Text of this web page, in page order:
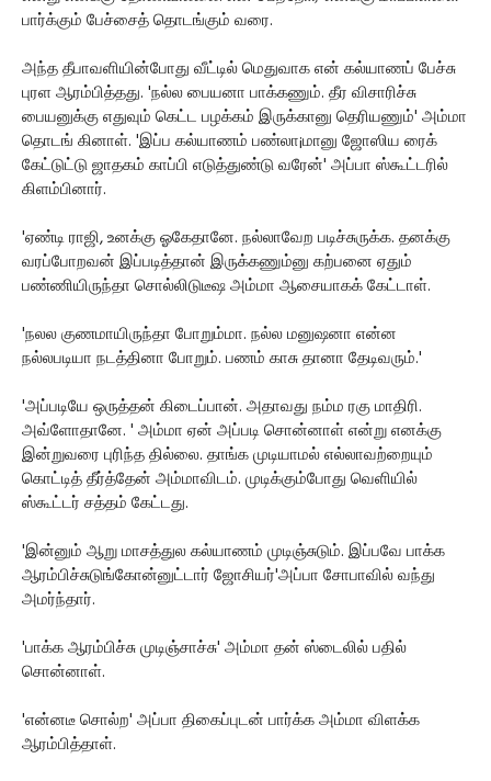
பார்க்கும் பேச்சைத் தொடங்கும் வரை.
அந்த தீபாவளியின்போது வீட்டில் மெதுவாக என் கல்யாணப் பேச்சு
புரள ஆரம்பித்தது. 'நல்ல பையனா பாக்கணும். தீர விசாரிச்சு
பையனுக்கு எதுவும் கெட்ட பழக்கம் இருக்கானு தெரியணும்' அம்மா
தொடங் கினாள். 'இப்ப கல்யாணம் பண்லா¡மானு ஜோஸிய ரைக்
கேட்டுட்டு ஜாதகம் காப்பி எடுத்துண்டு வரேன்' அப்பா ஸ்கூட்டரில்
கிளம்பினார்.
'ஏண்டி ராஜி, உனக்கு ஓகேதானே. நல்லாவேற படிச்சுருக்க. தனக்கு
வரப்போறவன் இப்படித்தான் இருக்கணும்னு கற்பனை ஏதும்
பண்ணியிருந்தா சொல்லிடுடீஷ அம்மா ஆசையாகக் கேட்டாள்.
'நலல குணமாயிருந்தா போறும்மா. நல்ல மனுஷனா என்ன
நல்லபடியா நடத்தினா போறும். பணம் காசு தானா தேடிவரும்.'
'அப்படியே ஒருத்தன் கிடைப்பான். அதாவது நம்ம ரகு மாதிரி.
அவ்ளோதானே. ' அம்மா ஏன் அப்படி சொன்னாள் என்று எனக்கு
இன்றுவரை புரிந்த தில்லை. தாங்க முடியாமல் எல்லாவற்றையும்
கொட்டித் தீர்த்தேன் அம்மாவிடம். முடிக்கும்போது வெளியில்
ஸ்கூட்டர் சத்தம் கேட்டது.
'இன்னும் ஆறு மாசத்துல கல்யாணம் முடிஞ்சுடும். இப்பவே பாக்க
ஆரம்பிச்சுடுங்கோன்னுட்டார் ஜோசியர்'அப்பா சோபாவில் வந்து
அமர்ந்தார்.
'பாக்க ஆரம்பிச்சு முடிஞ்சாச்சு' அம்மா தன் ஸ்டைலில் பதில்
சொன்னாள்.
'என்னடீ சொல்ற' அப்பா திகைப்புடன் பார்க்க அம்மா விளக்க
ஆரம்பித்தாள்.